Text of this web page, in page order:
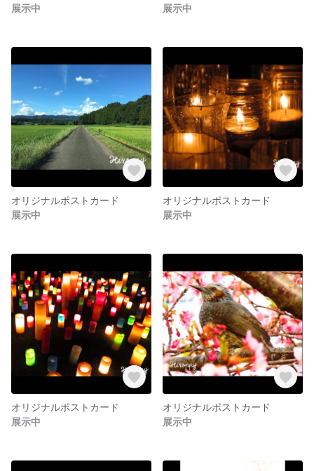
展示中
展示中
オリジナルポストカード
展示中
オリジナルポストカード
展示中
オリジナルポストカード
展示中
オリジナルポストカード
展示中